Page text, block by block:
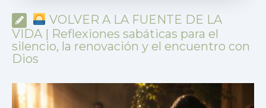
VOLVER A LA FUENTE DE LA
VIDA | Reflexiones sabáticas para el
silencio, la renovación y el encuentro con
Dios